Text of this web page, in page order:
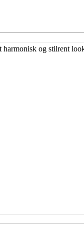
harmonisk og stilrent